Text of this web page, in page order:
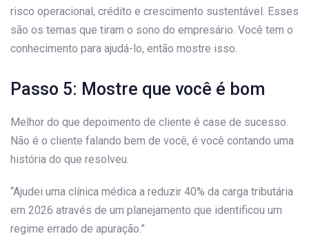
risco operacional, crédito e crescimento sustentável. Esses
são os temas que tiram o sono do empresário. Você tem o
conhecimento para ajudá-lo, então mostre isso.
Passo 5: Mostre que você é bom
Melhor do que depoimento de cliente é case de sucesso.
Não é o cliente falando bem de você, é você contando uma
história do que resolveu.
“Ajudei uma clínica médica a reduzir 40% da carga tributária
em 2026 através de um planejamento que identificou um
regime errado de apuração.”